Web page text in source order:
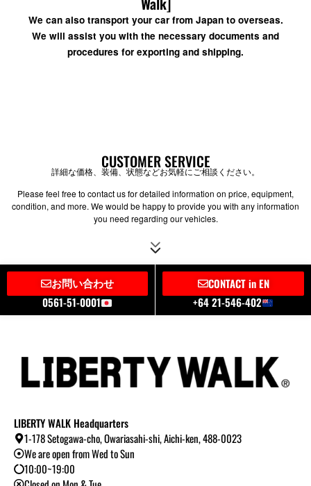
We can also transport your car from Japan to overseas.
We will assist you with the necessary documents and
procedures for exporting and shipping.
CUSTOMER SERVICE
詳細な価格、装備、状態などお気軽にご相談ください。
Please feel free to contact us for detailed information on price, equipment,
condition, and more. We would be happy to provide you with any information
you need regarding our vehicles.
お問い合わせ
0561-51-0001
CONTACT in EN
+64 21-546-402
LIBERTY WALK Headquarters
1-178 Setogawa-cho, Owariasahi-shi, Aichi-ken, 488-0023
We are open from Wed to Sun
10:00~19:00